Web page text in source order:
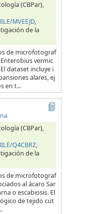
(CBPar),
MVEEJD,
de la
de microfotograf
vermic
dataset incluye i
alares, ej
en t...
(CBPar),
Q4CBRZ,
de la
de microfotograf
al ácaro Sar
o escabiosis. El
de tejido cut